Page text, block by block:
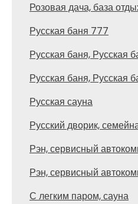
Розовая дача, база
Русская баня 777
Русская баня, Русская
Русская баня, Русская
Русская сауна
Русский дворик,
Рэн, сервисный
Рэн, сервисный
С легким паром, сауна